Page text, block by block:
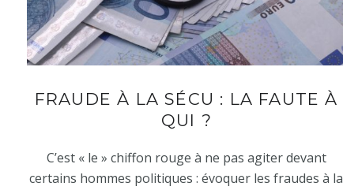
FRAUDE À LA SÉCU : LA FAUTE À
QUI ?
C’est « le » chiffon rouge à ne pas agiter devant
certains hommes politiques : évoquer les fraudes à la